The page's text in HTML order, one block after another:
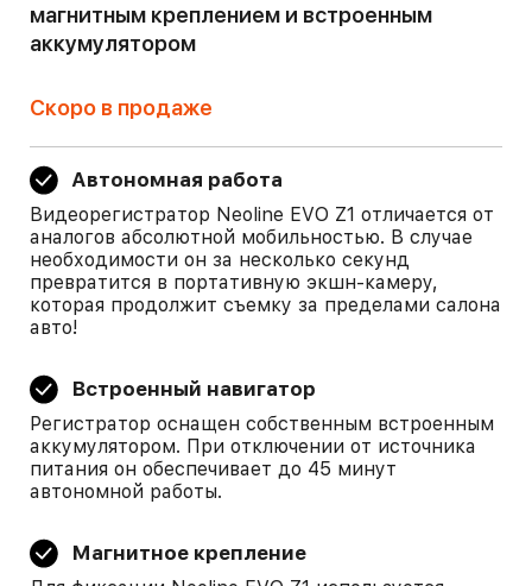
магнитным креплением и встроенным
аккумулятором
Скоро в продаже
Автономная работа
Видеорегистратор Neoline EVO Z1 отличается от
аналогов абсолютной мобильностью. В случае
необходимости он за несколько секунд
превратится в портативную экшн-камеру,
которая продолжит съемку за пределами салона
авто!
Встроенный навигатор
Регистратор оснащен собственным встроенным
аккумулятором. При отключении от источника
питания он обеспечивает до 45 минут
автономной работы.
Магнитное крепление